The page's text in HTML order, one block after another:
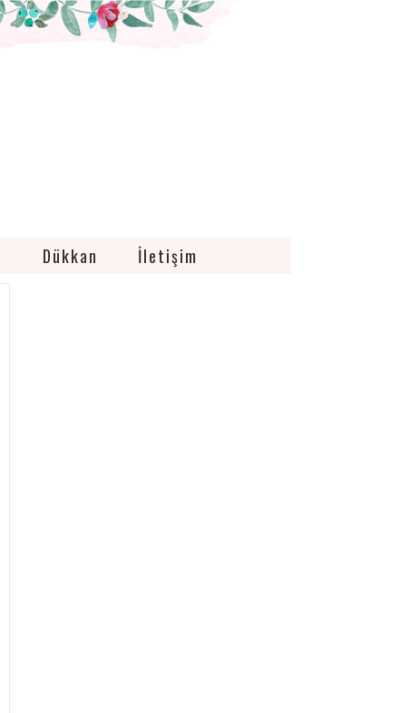
Dükkan İletişim